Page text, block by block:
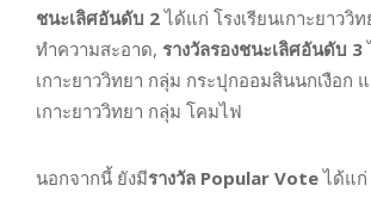
ชนะเลิศอันดับ 2ได้แก่ โรงเรียนเกาะยาววิ
ทำความสะอาด, รางวัลรองชนะเลิศอันดับ 3
เกาะยาววิทยา กลุ่ม กระปุกออมสินนกเงือก แ
เกาะยาววิทยา กลุ่ม โคมไฟ
นอกจากนี้ ยังมีรางวัล Popular Voteได้แก่